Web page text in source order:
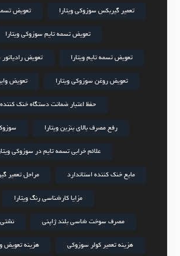
تعمیر گیربکس سوزوکی ویتارا تعویض
تعویض تسمه تایم سوزوکی ویتارا
تعویض تسمه تایم ویتارا تعویض رادیاتور
تعویض روغن سوزوکی ویتارا تعویض
حفظ اعتبار ضمانت دستگاه خنک کننده
رفع مصرف بالای بنزین ویتارا
علائم خرابی تسمه تایم در سوزوکی
مایع خنک کننده استاندارد مراحل تعمیر
مزایا کارشناسی رنگ ویتارا
مصرف سوخت شاسی بلند ژاپنی
هزینه تعمیر کولر سوزوکی هزینه تعویض